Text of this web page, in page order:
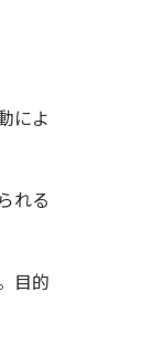
によ
れる
目的